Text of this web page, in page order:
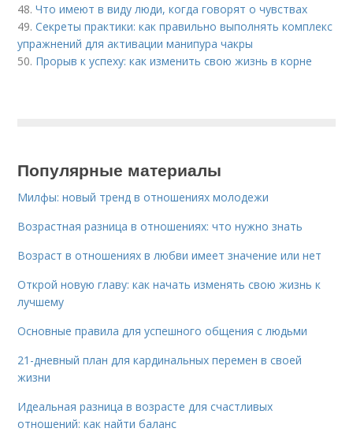
48.Что имеют в виду люди, когда говорят о чувствах
49.Секреты практики: как правильно выполнять комплекс
упражнений для активации манипура чакры
50. Прорыв к успеху: как изменить свою жизнь в корне
Популярные материалы
Милфы: новый тренд в отношениях молодежи
Возрастная разница в отношениях: что нужно знать
Возраст в отношениях в любви имеет значение или нет
Открой новую главу: как начать изменять свою жизнь к
лучшему
Основные правила для успешного общения с людьми
21-дневный план для кардинальных перемен в своей
жизни
Идеальная разница в возрасте для счастливых
отношений: как найти баланс